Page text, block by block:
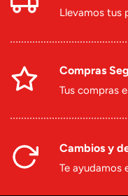
Llevamos tus
Compras
Tus compras
Cambios y
Te ayudamos